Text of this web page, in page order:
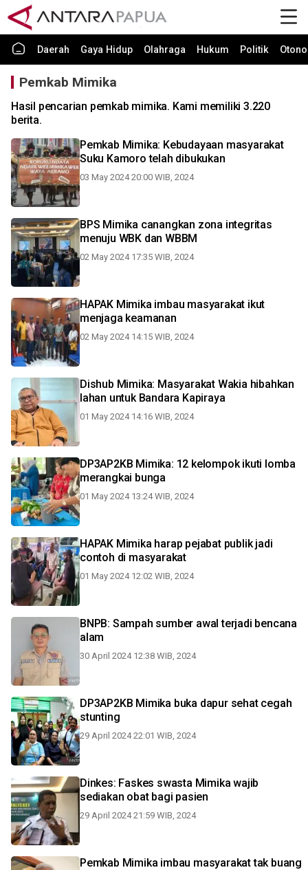
Daerah Gaya Hidup Olahraga Hukum Politik
Pemkab Mimika
Hasil pencarian pemkab mimika. Kami memiliki 3.220
berita.
Pemkab Mimika: Kebudayaan masyarakat
Suku Kamoro telah dibukukan
03 May 2024 20:00 WIB, 2024
BPS Mimika canangkan zona integritas
menuju WBK dan WBBM
02 May 2024 17:35 WIB, 2024
HAPAK Mimika imbau masyarakat ikut
menjaga keamanan
02 May 2024 14:15 WIB, 2024
Dishub Mimika: Masyarakat Wakia hibahkan
lahan untuk Bandara Kapiraya
01 May 2024 14:16 WIB, 2024
DP3AP2KB Mimika: 12 kelompok ikuti lomba
merangkai bunga
01 May 2024 13:24 WIB, 2024
HAPAK Mimika harap pejabat publik jadi
contoh di masyarakat
01 May 2024 12:02 WIB, 2024
BNPB: Sampah sumber awal terjadi bencana
alam
30 April 2024 12:38 WIB, 2024
DP3AP2KB Mimika buka dapur sehat cegah
stunting
29 April 2024 22:01 WIB, 2024
Dinkes: Faskes swasta Mimika wajib
sediakan obat bagi pasien
29 April 2024 21:59 WIB, 2024
Pemkab Mimika imbau masyarakat tak buang